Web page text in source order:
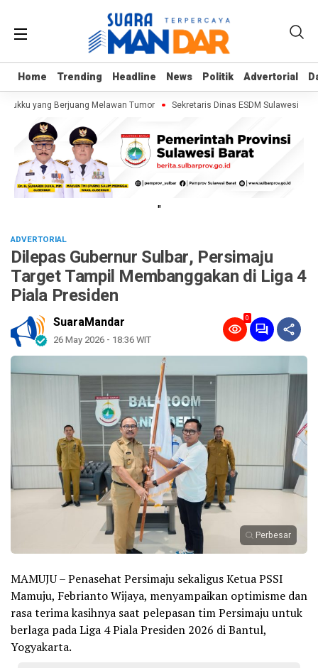
Home Trending Headline News Politik Advertorial
Home Trending Headline News Politik Advertorial
yang Berjuang Melawan Tumor Sekretaris Dinas ESDM Sulawesi
"
ADVERTORIAL
Dilepas Gubernur Sulbar, Persimaju
Target Tampil Membanggakan di Liga 4
Piala Presiden
SuaraMandar
26 May 2026 - 18:36 WIT
0
Perbesar
MAMUJU – Penasehat Persimaju sekaligus Ketua PSSI
Mamuju, Febrianto Wijaya, menyampaikan optimisme dan
rasa terima kasihnya saat pelepasan tim Persimaju untuk
berlaga pada Liga 4 Piala Presiden 2026 di Bantul,
Yogyakarta.